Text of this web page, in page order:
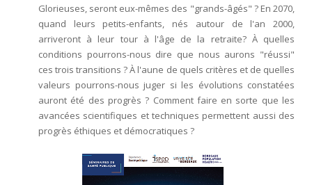
Glorieuses, seront eux-mêmes des "grands-âgés" ? En 2070,
quand leurs petits-enfants, nés autour de l'an 2000,
arriveront à leur tour à l'âge de la retraite? À quelles
conditions pourrons-nous dire que nous aurons "réussi"
ces trois transitions ? À l'aune de quels critères et de quelles
valeurs pourrons-nous juger si les évolutions constatées
auront été des progrès ? Comment faire en sorte que les
avancées scientifiques et techniques permettent aussi des
progrès éthiques et démocratiques ?